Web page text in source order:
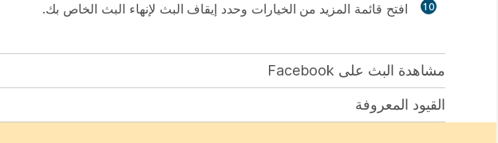
10 افتح قائمة المزيد من الخيارات وحدد إيقاف البث لإنهاء البث الخاص بك.
مشاهدة البث على Facebook
القيود المعروفة